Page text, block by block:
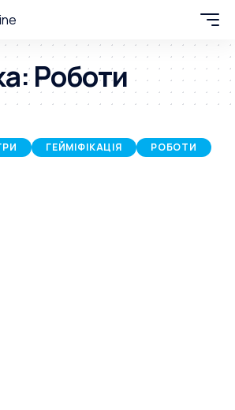
Роботи
ГЕЙМІФІКАЦІЯ РОБОТИ